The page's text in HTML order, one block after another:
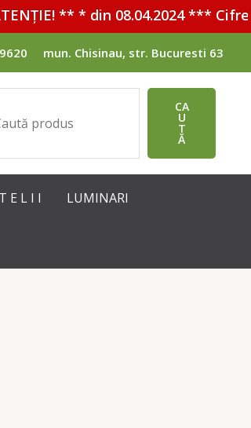
** * din 08.04.2024 *** Cifrele
mun. Chisinau, str. Bucuresti 63
CA
U
T
Ă
E L I I LUMINARI